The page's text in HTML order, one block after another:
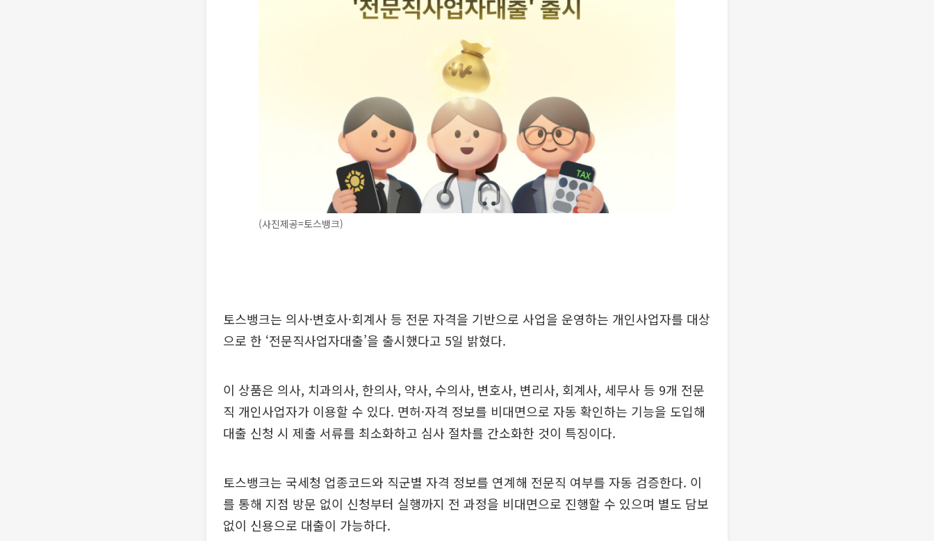
(사진제공=토스뱅크)
토스뱅크는 의사·변호사·회계사 등 전문 자격을 기반으로 사업을 운영하는 개인사업자를 대상
으로 한 ‘전문직사업자대출’을 출시했다고 5일 밝혔다.
이 상품은 의사, 치과의사, 한의사, 약사, 수의사, 변호사, 변리사, 회계사, 세무사 등 9개 전문
직 개인사업자가 이용할 수 있다. 면허·자격 정보를 비대면으로 자동 확인하는 기능을 도입해
대출 신청 시 제출 서류를 최소화하고 심사 절차를 간소화한 것이 특징이다.
토스뱅크는 국세청 업종코드와 직군별 자격 정보를 연계해 전문직 여부를 자동 검증한다. 이
를 통해 지점 방문 없이 신청부터 실행까지 전 과정을 비대면으로 진행할 수 있으며 별도 담보
없이 신용으로 대출이 가능하다.